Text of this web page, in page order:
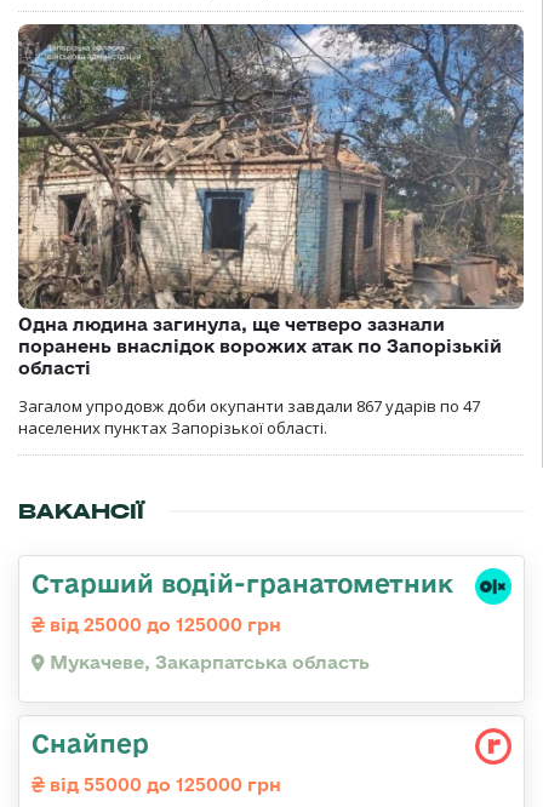
Одна людина загинула, ще четверо зазнали
поранень внаслідок ворожих атак по Запорізькій
області
Загалом упродовж доби окупанти завдали 867 ударів по 47
населених пунктах Запорізької області.
ВАКАНСІЇ
Старший водій-гранатометник
від 25000 до 125000 грн
Мукачеве, Закарпатська область
Снайпер
від 55000 до 125000 грн